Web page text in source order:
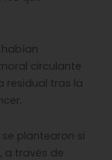
circulante
residual tras la
plantearon si
a través de